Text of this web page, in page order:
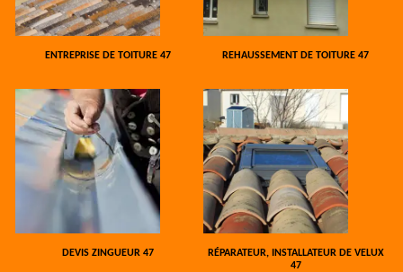
ENTREPRISE DE TOITURE 47 REHAUSSEMENT DE TOITURE 47
DEVIS ZINGUEUR 47
RÉPARATEUR, INSTALLATEUR DE VELUX
47